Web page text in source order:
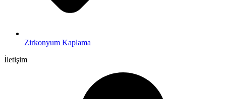
Zirkonyum Kaplama
İletişim